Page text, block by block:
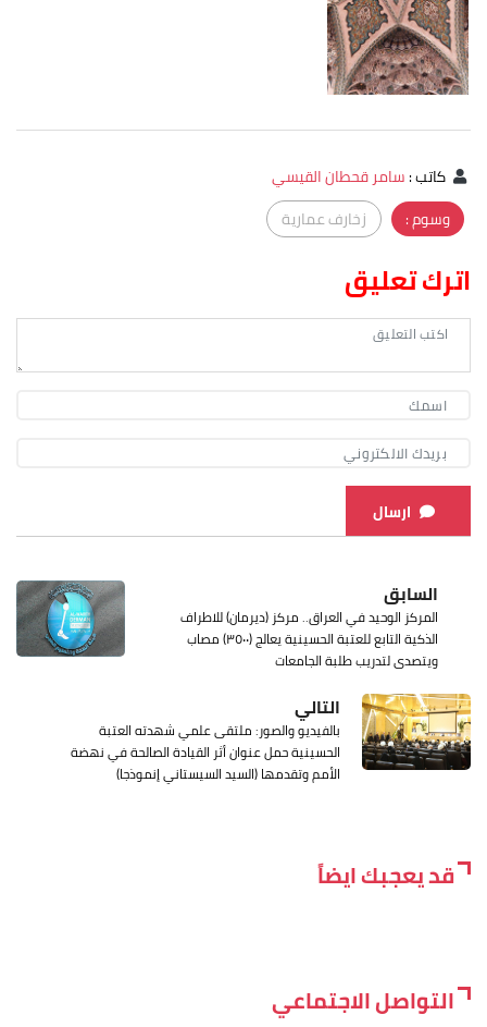
كاتب:سامر قحطان القيسي
وسوم :
زخارف عمارية
اترك تعليق
ارسال
السابق
المركز الوحيد في العراق.. مركز (ديرمان) للاطراف
الذكية التابع للعتبة الحسينية يعالج (٣٥٠٠) مصاب
ويتصدى لتدريب طلبة الجامعات
التالي
بالفيديو والصور: ملتقى علمي شهدته العتبة
الحسينية حمل عنوان أثر القيادة الصالحة في نهضة
الأمم وتقدمها (السيد السيستاني إنموذجا)
قد يعجبك ايضاً
التواصل الاجتماعي